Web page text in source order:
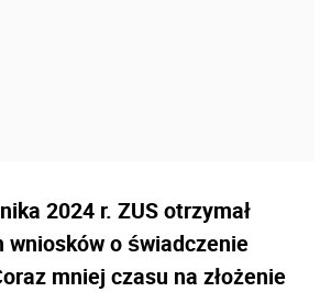
2024 r. ZUS otrzymał
wniosków o świadczenie
mniej czasu na złożenie